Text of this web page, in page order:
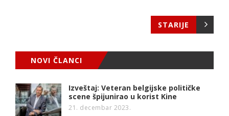
STARIJE
NOVI ČLANCI
Izveštaj: Veteran belgijske političke
scene špijunirao u korist Kine
21. decembar 2023.